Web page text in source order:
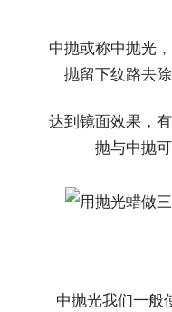
中抛或称中抛光
抛留下纹路去
达到镜面效果，
抛与中抛
中抛光我们一般